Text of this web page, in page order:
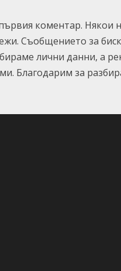
коментар. Някои
Съобщението за
лични данни, а
Благодарим за